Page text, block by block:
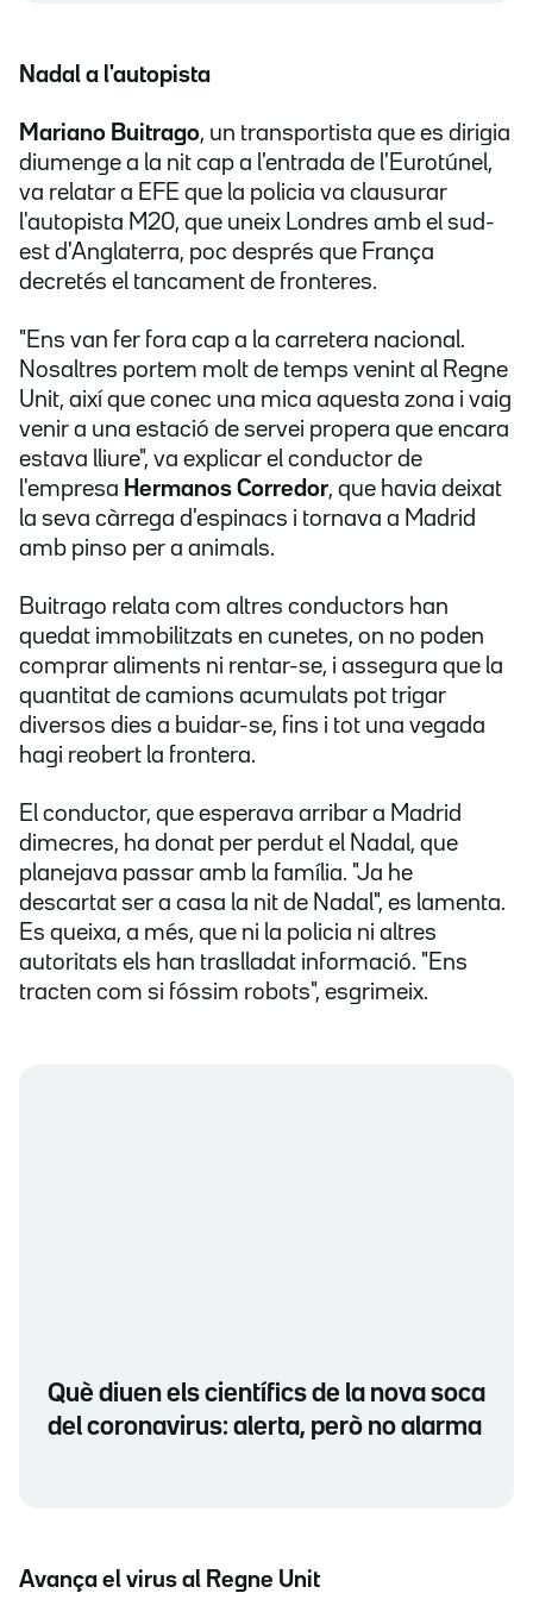
Nadal a l'autopista
Mariano Buitrago, un transportista que es dirigia
diumenge a la nit cap a l'entrada de l'Eurotúnel,
va relatar a EFE que la policia va clausurar
l'autopista M20, que uneix Londres amb el sud-
est d'Anglaterra, poc després que França
decretés el tancament de fronteres.
"Ens van fer fora cap a la carretera nacional.
Nosaltres portem molt de temps venint al Regne
Unit, així que conec una mica aquesta zona i vaig
venir a una estació de servei propera que encara
estava lliure", va explicar el conductor de
l'empresa Hermanos Corredor, que havia deixat
la seva càrrega d'espinacs i tornava a Madrid
amb pinso per a animals.
Buitrago relata com altres conductors han
quedat immobilitzats en cunetes, on no poden
comprar aliments ni rentar-se, i assegura que la
quantitat de camions acumulats pot trigar
diversos dies a buidar-se, fins i tot una vegada
hagi reobert la frontera.
El conductor, que esperava arribar a Madrid
dimecres, ha donat per perdut el Nadal, que
planejava passar amb la família. "Ja he
descartat ser a casa la nit de Nadal", es lamenta.
Es queixa, a més, que ni la policia ni altres
autoritats els han traslladat informació. "Ens
tracten com si fóssim robots", esgrimeix.
Què diuen els científics de la nova soca
del coronavirus: alerta, però no alarma
Avança el virus al Regne Unit